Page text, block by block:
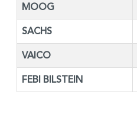
MOOG
SACHS
VAICO
FEBI BILSTEIN